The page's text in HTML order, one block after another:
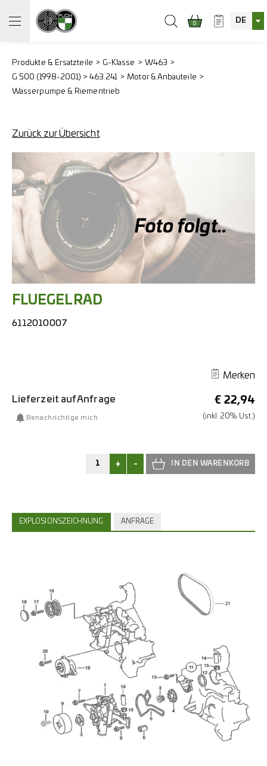
0 DE
Produkte & Ersatzteile G-Klasse
W463
G 500 (1998-2001) > 463.241
Motor & Anbauteile
Wasserpumpe & Riementrieb
Zurück zur Übersicht
FLUEGELRAD
6112010007
Merken
€ 22,94
(inkl. 20% Ust.)
Lieferzeit auf Anfrage
Benachrichtige mich
+ -
EXPLOSIONSZEICHNUNG ANFRAGE